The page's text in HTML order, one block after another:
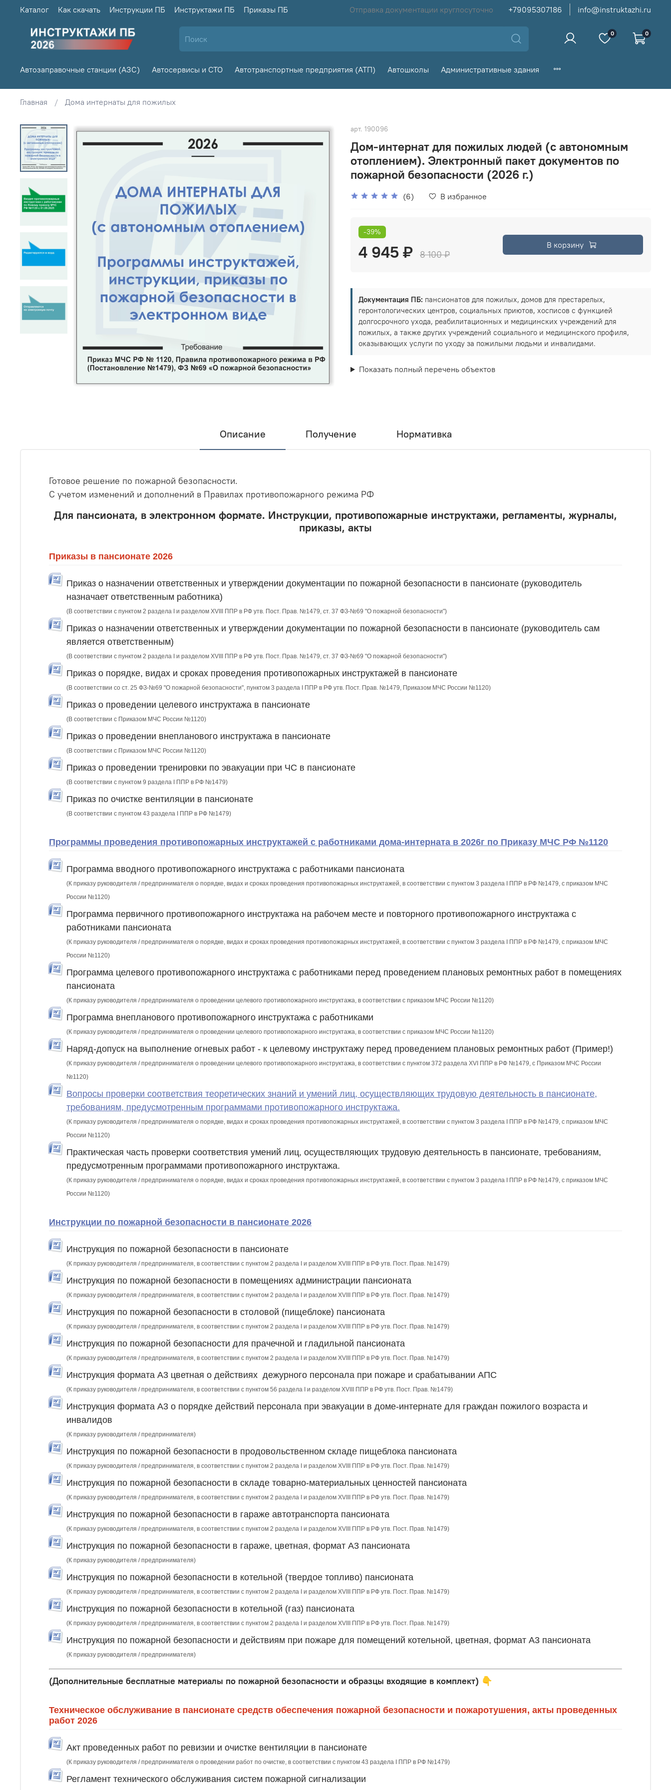
Каталог Как скачать Инструкции ПБ Инструктажи ПБ Приказы ПБ Отправка документации круглосуточно +79095307186 info@instruktazhi.ru
0 0
Автозаправочные станции (АЗС) Автосервисы и СТО Автотранспортные предприятия (АТП) Автошколы Административные здания
Главная Дома интернаты для пожилых
арт. 190096
Дом-интернат для пожилых людей (с автономным
отоплением). Электронный пакет документов по
пожарной безопасности (2026 г.)
(6) В избранное
-39%
4 945 ₽ 8 100 ₽
В корзину
Документация ПБ: пансионатов для пожилых, домов для престарелых,
геронтологических центров, социальных приютов, хосписов с функцией
долгосрочного ухода, реабилитационных и медицинских учреждений для
пожилых, а также других учреждений социального и медицинского профиля,
оказывающих услуги по уходу за пожилыми людьми и инвалидами.
Показать полный перечень объектов
Описание Получение Нормативка
Готовое решение по пожарной безопасности.
С учетом изменений и дополнений в Правилах противопожарного режима РФ
Для пансионата, в электронном формате. Инструкции, противопожарные инструктажи, регламенты, журналы,
приказы, акты
Приказы в пансионате 2026
Приказ о назначении ответственных и утверждении документации по пожарной безопасности в пансионате (руководитель
назначает ответственным работника)
(В соответствии с пунктом 2 раздела I и разделом XVIII ППР в РФ утв. Пост. Прав. №1479, ст. 37 ФЗ-№69 "О пожарной безопасности")
Приказ о назначении ответственных и утверждении документации по пожарной безопасности в пансионате (руководитель сам
является ответственным)
(В соответствии с пунктом 2 раздела I и разделом XVIII ППР в РФ утв. Пост. Прав. №1479, ст. 37 ФЗ-№69 "О пожарной безопасности")
Приказ о порядке, видах и сроках проведения противопожарных инструктажей в пансионате
(В соответствии со ст. 25 ФЗ-№69 "О пожарной безопасности", пунктом 3 раздела I ППР в РФ утв. Пост. Прав. №1479, Приказом МЧС России №1120)
Приказ о проведении целевого инструктажа в пансионате
(В соответствии с Приказом МЧС России №1120)
Приказ о проведении внепланового инструктажа в пансионате
(В соответствии с Приказом МЧС России №1120)
Приказ о проведении тренировки по эвакуации при ЧС в пансионате
(В соответствии с пунктом 9 раздела I ППР в РФ №1479)
Приказ по очистке вентиляции в пансионате
(В соответствии с пунктом 43 раздела I ППР в РФ №1479)
Программы проведения противопожарных инструктажей с работниками дома-интерната в 2026г по Приказу МЧС РФ №1120
Программа вводного противопожарного инструктажа с работниками пансионата
(К приказу руководителя / предпринимателя о порядке, видах и сроках проведения противопожарных инструктажей, в соответствии с пунктом 3 раздела I ППР в РФ №1479, с приказом МЧС
России №1120)
Программа первичного противопожарного инструктажа на рабочем месте и повторного противопожарного инструктажа с
работниками пансионата
(К приказу руководителя / предпринимателя о порядке, видах и сроках проведения противопожарных инструктажей, в соответствии с пунктом 3 раздела I ППР в РФ №1479, с приказом МЧС
России №1120)
Программа целевого противопожарного инструктажа с работниками перед проведением плановых ремонтных работ в помещениях
пансионата
(К приказу руководителя / предпринимателя о проведении целевого противопожарного инструктажа, в соответствии с приказом МЧС России №1120)
Программа внепланового противопожарного инструктажа с работниками
(К приказу руководителя / предпринимателя о проведении целевого противопожарного инструктажа, в соответствии с приказом МЧС России №1120)
Наряд-допуск на выполнение огневых работ - к целевому инструктажу перед проведением плановых ремонтных работ (Пример!)
(К приказу руководителя / предпринимателя о проведении целевого противопожарного инструктажа, в соответствии с пунктом 372 раздела XVI ППР в РФ №1479, c Приказом МЧС России
№1120)
Вопросы проверки соответствия теоретических знаний и умений лиц, осуществляющих трудовую деятельность в пансионате,
требованиям, предусмотренным программами противопожарного инструктажа.
(К приказу руководителя / предпринимателя о порядке, видах и сроках проведения противопожарных инструктажей, в соответствии с пунктом 3 раздела I ППР в РФ №1479, с приказом МЧС
России №1120)
Практическая часть проверки соответствия умений лиц, осуществляющих трудовую деятельность в пансионате, требованиям,
предусмотренным программами противопожарного инструктажа.
(К приказу руководителя / предпринимателя о порядке, видах и сроках проведения противопожарных инструктажей, в соответствии с пунктом 3 раздела I ППР в РФ №1479, с приказом МЧС
России №1120)
Инструкции по пожарной безопасности в пансионате 2026
Инструкция по пожарной безопасности в пансионате
(К приказу руководителя / предпринимателя, в соответствии с пунктом 2 раздела I и разделом XVIII ППР в РФ утв. Пост. Прав. №1479)
Инструкция по пожарной безопасности в помещениях администрации пансионата
(К приказу руководителя / предпринимателя, в соответствии с пунктом 2 раздела I и разделом XVIII ППР в РФ утв. Пост. Прав. №1479)
Инструкция по пожарной безопасности в столовой (пищеблоке) пансионата
(К приказу руководителя / предпринимателя, в соответствии с пунктом 2 раздела I и разделом XVIII ППР в РФ утв. Пост. Прав. №1479)
Инструкция по пожарной безопасности для прачечной и гладильной пансионата
(К приказу руководителя / предпринимателя, в соответствии с пунктом 2 раздела I и разделом XVIII ППР в РФ утв. Пост. Прав. №1479)
Инструкция формата А3 цветная о действиях дежурного персонала при пожаре и срабатывании АПС
(К приказу руководителя / предпринимателя, в соответствии с пунктом 56 раздела I и разделом XVIII ППР в РФ утв. Пост. Прав. №1479)
Инструкция формата А3 о порядке действий персонала при эвакуации в доме-интернате для граждан пожилого возраста и
инвалидов
(К приказу руководителя / предпринимателя)
Инструкция по пожарной безопасности в продовольственном складе пищеблока пансионата
(К приказу руководителя / предпринимателя, в соответствии с пунктом 2 раздела I и разделом XVIII ППР в РФ утв. Пост. Прав. №1479)
Инструкция по пожарной безопасности в складе товарно-материальных ценностей пансионата
(К приказу руководителя / предпринимателя, в соответствии с пунктом 2 раздела I и разделом XVIII ППР в РФ утв. Пост. Прав. №1479)
Инструкция по пожарной безопасности в гараже автотранспорта пансионата
(К приказу руководителя / предпринимателя, в соответствии с пунктом 2 раздела I и разделом XVIII ППР в РФ утв. Пост. Прав. №1479)
Инструкция по пожарной безопасности в гараже, цветная, формат А3 пансионата
(К приказу руководителя / предпринимателя)
Инструкция по пожарной безопасности в котельной (твердое топливо) пансионата
(К приказу руководителя / предпринимателя, в соответствии с пунктом 2 раздела I и разделом XVIII ППР в РФ утв. Пост. Прав. №1479)
Инструкция по пожарной безопасности в котельной (газ) пансионата
(К приказу руководителя / предпринимателя, в соответствии с пунктом 2 раздела I и разделом XVIII ППР в РФ утв. Пост. Прав. №1479)
Инструкция по пожарной безопасности и действиям при пожаре для помещений котельной, цветная, формат А3 пансионата
(К приказу руководителя / предпринимателя)
(Дополнительные бесплатные материалы по пожарной безопасности и образцы входящие в комплект) 👇
Техническое обслуживание в пансионате средств обеспечения пожарной безопасности и пожаротушения, акты проведенных
работ 2026
Акт проведенных работ по ревизии и очистке вентиляции в пансионате
(К приказу руководителя / предпринимателя о проведении работ по очистке, в соответствии с пунктом 43 раздела I ППР в РФ №1479)
Регламент технического обслуживания систем пожарной сигнализации